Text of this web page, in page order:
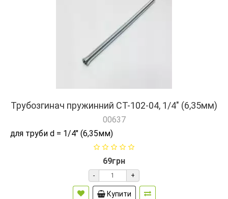
Трубозгинач пружинний СТ-102-04, 1/4" (6,35мм)
00637
для труби d = 1/4" (6,35мм)
69грн
- +
Купити